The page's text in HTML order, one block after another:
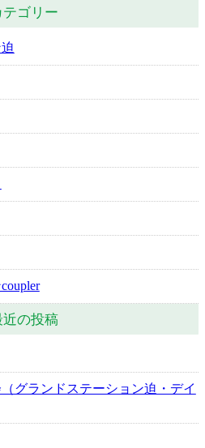
テゴリー
近の投稿
グランドステーション迫・デイ